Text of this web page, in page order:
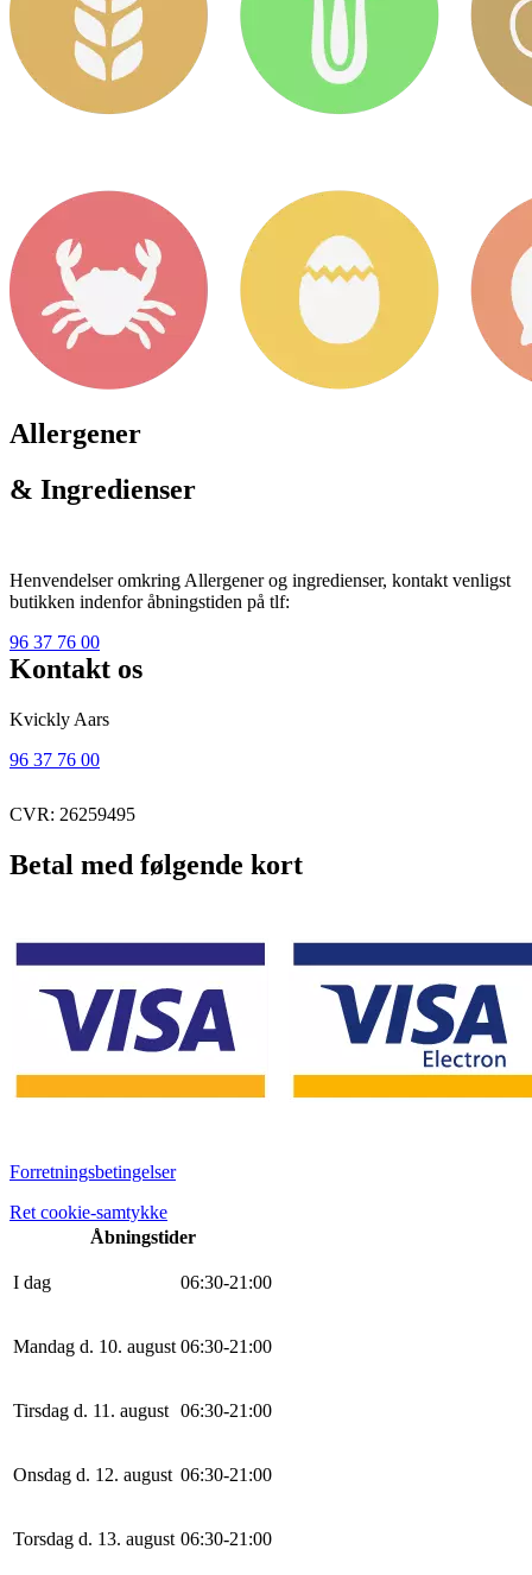
Allergener
& Ingredienser
Henvendelser omkring Allergener og ingredienser, kontakt venligst
butikken indenfor åbningstiden på tlf:
96 37 76 00
Kontakt os
Kvickly Aars
96 37 76 00
CVR: 26259495
Betal med følgende kort
Forretningsbetingelser
Ret cookie-samtykke
Åbningstider
I dag 06:30-21 :00
Mandag d. 10. august 06:30-21 :00
Tirsdag d. 11. august 06:30-21 :00
Onsdag d. 12. august 06:30-21 :00
Torsdag d. 13. august 06:30-21 :00